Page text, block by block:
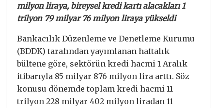
milyon liraya, bireysel kredi kartı alacakları 1
trilyon 79 milyar 76 milyon liraya yükseldi
Bankacılık Düzenleme ve Denetleme Kurumu
(BDDK) tarafından yayımlanan haftalık
bültene göre, sektörün kredi hacmi 1 Aralık
itibarıyla 85 milyar 876 milyon lira arttı. Söz
konusu dönemde toplam kredi hacmi 11
trilyon 228 milyar 402 milyon liradan 11